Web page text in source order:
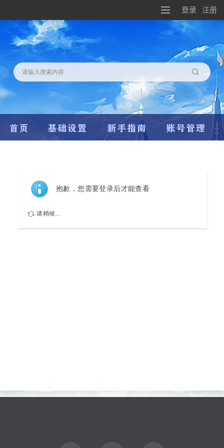
登录 注册
搜索
抱歉，您需要登录后才能查看
请稍候...